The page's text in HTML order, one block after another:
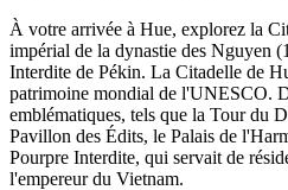
À votre arrivée à Hue, explorez la
impérial de la dynastie des Nguyen
Interdite de Pékin. La Citadelle de
patrimoine mondial de l'UNESCO.
emblématiques, tels que la Tour du
Pavillon des Édits, le Palais de
Pourpre Interdite, qui servait de
l'empereur du Vietnam.